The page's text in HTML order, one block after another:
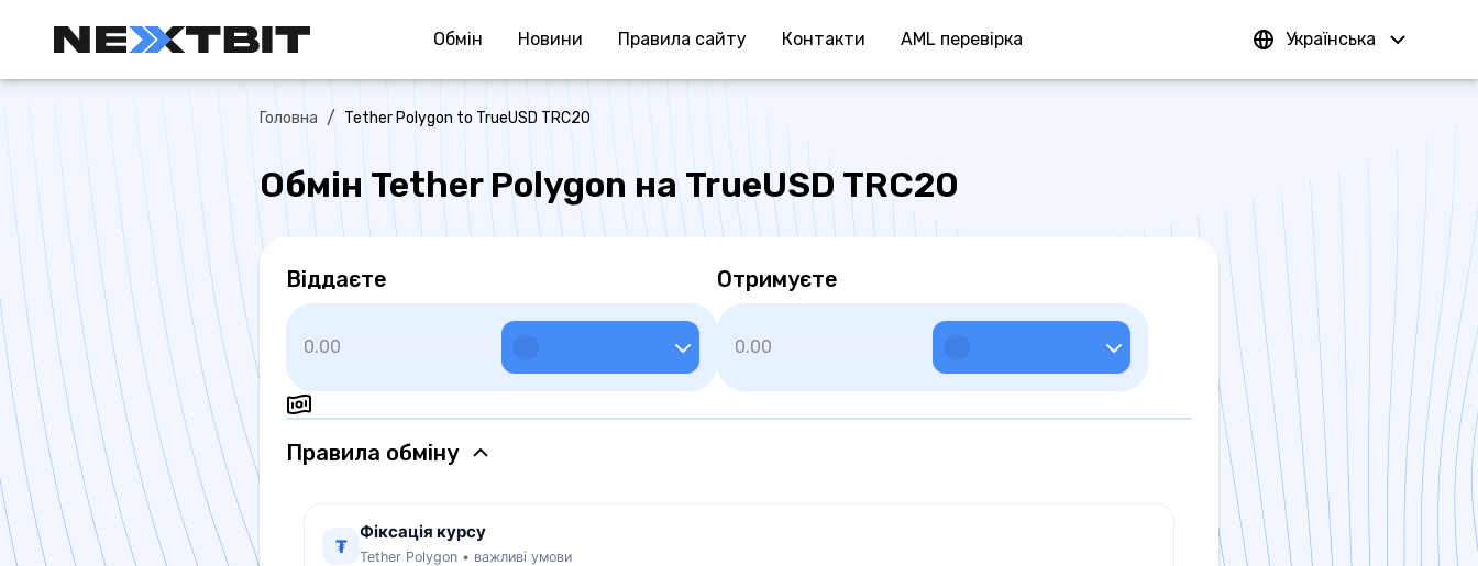
Обмiн Новини Правила сайту Контакти AML перевірка Українська
Головна / Tether Polygon to TrueUSD TRC20
Обмін Tether Polygon на TrueUSD TRC20
Віддаєте Отримуєте
Правила обмiну
₮
Фіксація курсу
Tether Polygon • важливі умови